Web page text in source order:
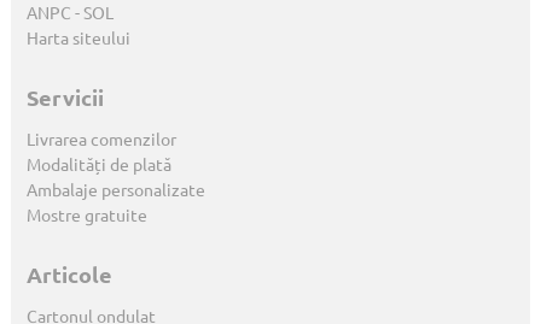
ANPC -SOL
Harta siteului
Servicii
Livrarea comenzilor
Modalități de plată
Ambalaje personalizate
Mostre gratuite
Articole
Cartonul ondulat